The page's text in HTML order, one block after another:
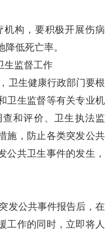
机构，要积极开展伤病
降低死亡率。
生监督工作
卫生健康行政部门要根
卫生监督等有关专业机
和评价、卫生执法监
施，防止各类突发公共
公共卫生事件的发生，
发公共事件报告后，在
工作的同时，立即将人